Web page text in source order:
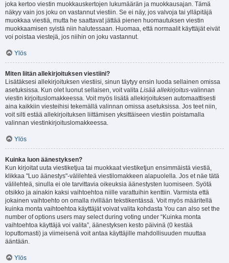
joka kertoo viestin muokkauskertojen lukumäärän ja muokkausajan. Tämä
näkyy vain jos joku on vastannut viestiin. Se ei näy, jos valvoja tai ylläpitäjä
muokkaa viestiä, mutta he saattavat jättää pienen huomautuksen viestin
muokkaamisen syistä niin halutessaan. Huomaa, että normaalit käyttäjät eivät
voi poistaa viestejä, jos niihin on joku vastannut.
Ylös
Miten liitän allekirjoituksen viestiini?
Lisätäksesi allekirjoituksen viestiisi, sinun täytyy ensin luoda sellainen omissa
asetuksissa. Kun olet luonut sellaisen, voit valita Lisää allekirjoitus-valinnan
viestin kirjoituslomakkeessa. Voit myös lisätä allekirjoituksen automaattisesti
aina kaikkiin viesteihisi tekemällä valinnan omissa asetuksissa. Jos teet niin,
voit silti estää allekirjoituksen liittämisen yksittäiseen viestiin poistamalla
valinnan viestinkirjoituslomakkeessa.
Ylös
Kuinka luon äänestyksen?
Kun kirjoitat uuta viestiketjua tai muokkaat viestiketjun ensimmäistä viestiä,
klikkaa "Luo äänestys"-välilehteä viestilomakkeen alapuolella. Jos et näe tätä
välilehteä, sinulla ei ole tarvittavia oikeuksia äänestysten luomiseen. Syötä
otsikko ja ainakin kaksi vaihtoehtoa niille varattuihin kenttiin. Varmista että
jokainen vaihtoehto on omalla rivillään tekstikentässä. Voit myös määritellä
kuinka monta vaihtoehtoa käyttäjät voivat valita kohdasta You can also set the
number of options users may select during voting under “Kuinka monta
vaihtoehtoa käyttäjä voi valita”, äänestyksen kesto päivinä (0 kestää
loputtomasti) ja viimeisenä voit antaa käyttäjille mahdollisuuden muuttaa
ääntään.
Ylös